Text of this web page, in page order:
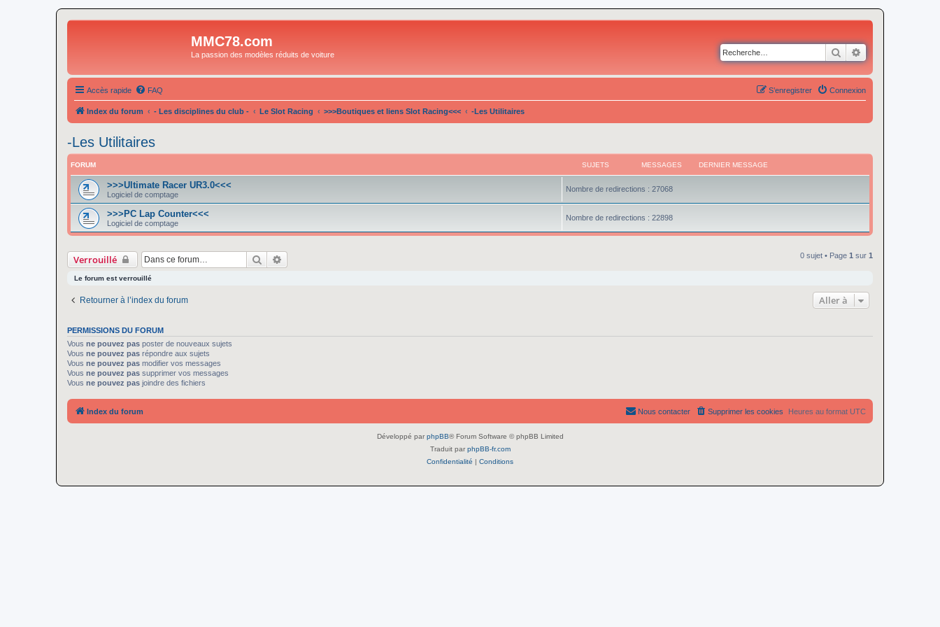
MMC78.com
La passion des modèles réduits de voiture Rechercher
Accès rapide FAQ Connexion
S’enregistrer
Index du forum - Les disciplines du club - Le Slot Racing >>>Boutiques et liens Slot Racing<<< -Les Utilitaires
-Les Utilitaires
FORUM SUJETS MESSAGES DERNIER MESSAGE
>>>Ultimate Racer UR3.0<<<
Logiciel de comptage
Nombre de redirections : 27068
>>>PC Lap Counter<<<
Logiciel de comptage
Nombre de redirections : 22898
Verrouillé Rechercher 0 sujet • Page 1 sur 1
Le forum est verrouillé
Retourner à l’index du forum Aller à
PERMISSIONS DU FORUM
Vous ne pouvez pas poster de nouveaux sujets
Vous ne pouvez pas répondre aux sujets
Vous ne pouvez pas modifier vos messages
Vous ne pouvez pas supprimer vos messages
Vous ne pouvez pas joindre des fichiers
Index du forum Heures au format UTC
Supprimer les cookies
Nous contacter
Développé par phpBB® Forum Software © phpBB Limited
Traduit par phpBB-fr.com
Confidentialité | Conditions